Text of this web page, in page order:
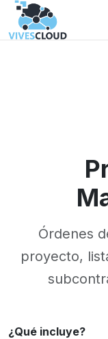
Órdenes
proyecto,
¿Qué incluye?